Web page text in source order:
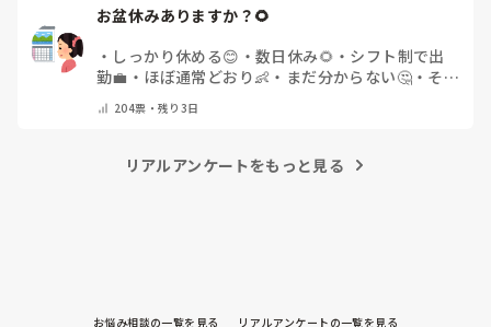
お盆休みありますか？🌻
・ しっかり休める😊 ・ 数日休み🌻 ・ シフト制で出
勤💼 ・ ほぼ通常どおり👶 ・ まだ分からない🤔・ その
204票・残り3日
リアルアンケートをもっと見る
お悩み相談の一覧を見る リアルアンケートの一覧を見る